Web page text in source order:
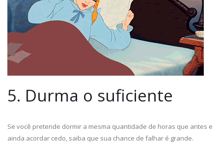
5. Durma o suficiente
Se você pretende dormir a mesma quantidade de horas que antes e
ainda acordar cedo, saiba que sua chance de falhar é grande.